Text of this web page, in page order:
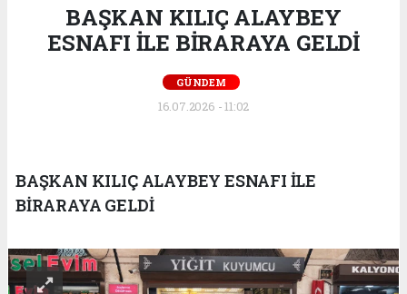
BAŞKAN KILIÇ ALAYBEY
ESNAFI İLE BİRARAYA GELDİ
GÜNDEM
16.07.2026 - 11:02
BAŞKAN KILIÇ ALAYBEY ESNAFI İLE
BİRARAYA GELDİ